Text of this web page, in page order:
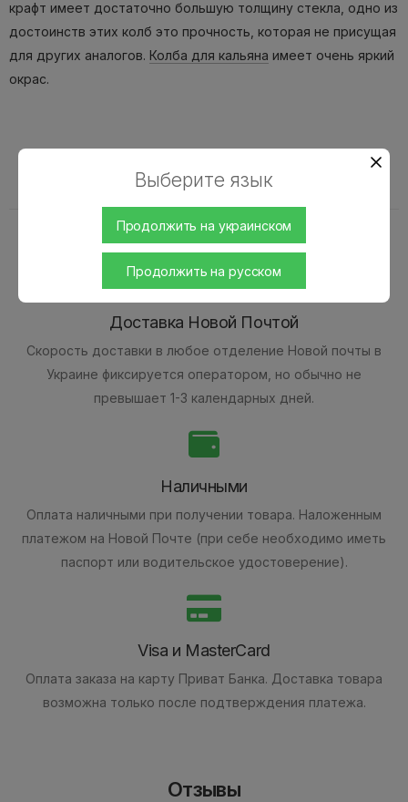
Выберите язык
Продолжить на украинском
Продолжить на русском
крафт имеет достаточно большую толщину стекла, одно из
достоинств этих колб это прочность, которая не присущая
для других аналогов. Колба для кальяна имеет очень яркий
окрас.
Доставка и оплата
Доставка Новой Почтой
Скорость доставки в любое отделение Новой почты в
Украине фиксируется оператором, но обычно не
превышает 1-3 календарных дней.
Наличными
Оплата наличными при получении товара. Наложенным
платежом на Новой Почте (при себе необходимо иметь
паспорт или водительское удостоверение).
Visa и MasterCard
Оплата заказа на карту Приват Банка. Доставка товара
возможна только после подтверждения платежа.
Отзывы